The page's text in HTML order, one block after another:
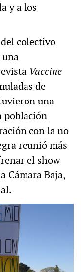
y a los
colectivo
una
Vaccine
de
una
población
con la no
reunió más
el show
Cámara Baja,